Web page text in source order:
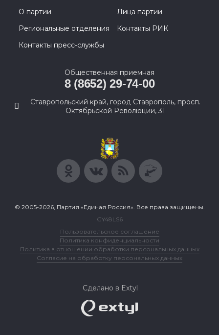
О партии
Лица партии
Региональные отделения
Контакты РИК
Контакты пресс-службы
Общественная приемная
8 (8652) 29-74-00
Ставропольский край, город Ставрополь, просп.
Октябрьской Революции, 31
© 2005-2026, Партия «Единая Россия». Все права защищены.
GY48LS6
Пользовательское соглашение
Политика конфиденциальности
Политика в отношении обработки персональных данных
Согласие на обработку персональных данных
Сделано в Extyl